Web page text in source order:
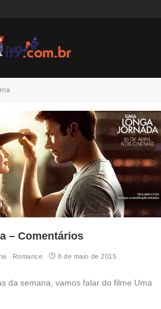
– Comentários
Romance 8 de maio de 2015
da semana, vamos falar do filme Uma